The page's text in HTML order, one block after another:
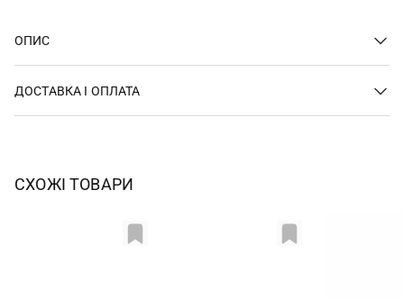
ОПИС
ДОСТАВКА І ОПЛАТА
СХОЖІ ТОВАРИ